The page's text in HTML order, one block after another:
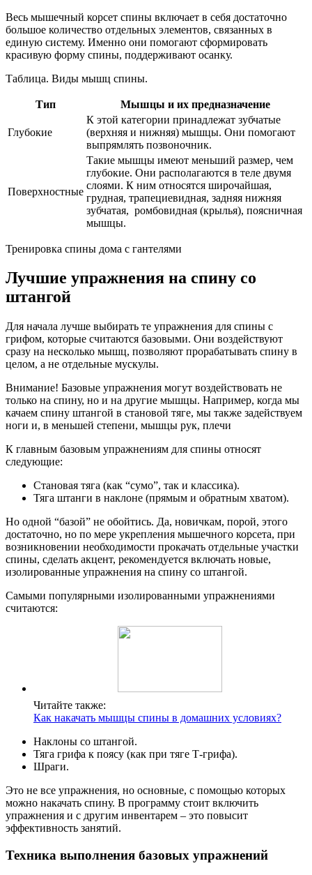
Весь мышечный корсет спины включает в себя достаточно
большое количество отдельных элементов, связанных в
единую систему. Именно они помогают сформировать
красивую форму спины, поддерживают осанку.
Таблица. Виды мышц спины.
Тип Мышцы и их предназначение
Глубокие
К этой категории принадлежат зубчатые
(верхняя и нижняя) мышцы. Они помогают
выпрямлять позвоночник.
Поверхностные
Такие мышцы имеют меньший размер, чем
глубокие. Они располагаются в теле двумя
слоями. К ним относятся широчайшая,
грудная, трапециевидная, задняя нижняя
зубчатая, ромбовидная (крылья), поясничная
мышцы.
Тренировка спины дома с гантелями
Лучшие упражнения на спину со
штангой
Для начала лучше выбирать те упражнения для спины с
грифом, которые считаются базовыми. Они воздействуют
сразу на несколько мышц, позволяют прорабатывать спину в
целом, а не отдельные мускулы.
Внимание! Базовые упражнения могут воздействовать не
только на спину, но и на другие мышцы. Например, когда мы
качаем спину штангой в становой тяге, мы также задействуем
ноги и, в меньшей степени, мышцы рук, плечи
К главным базовым упражнениям для спины относят
следующие:
Становая тяга (как “сумо”, так и классика).
Тяга штанги в наклоне (прямым и обратным хватом).
Но одной “базой” не обойтись. Да, новичкам, порой, этого
достаточно, но по мере укрепления мышечного корсета, при
возникновении необходимости прокачать отдельные участки
спины, сделать акцент, рекомендуется включать новые,
изолированные упражнения на спину со штангой.
Самыми популярными изолированными упражнениями
считаются:
Читайте также:
Как накачать мышцы спины в домашних условиях?
Наклоны со штангой.
Тяга грифа к поясу (как при тяге Т-грифа).
Шраги.
Это не все упражнения, но основные, с помощью которых
можно накачать спину. В программу стоит включить
упражнения и с другим инвентарем – это повысит
эффективность занятий.
Техника выполнения базовых упражнений